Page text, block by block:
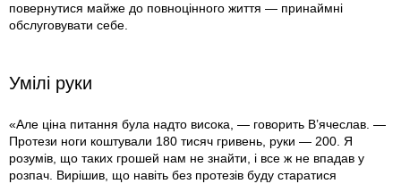
повернутися майже до повноцінного життя — принаймні
обслуговувати себе.
Умілі руки
«Але ціна питання була надто висока, — говорить В’ячеслав. —
Протези ноги коштували 180 тисяч гривень, руки — 200. Я
розумів, що таких грошей нам не знайти, і все ж не впадав у
розпач. Вирішив, що навіть без протезів буду старатися